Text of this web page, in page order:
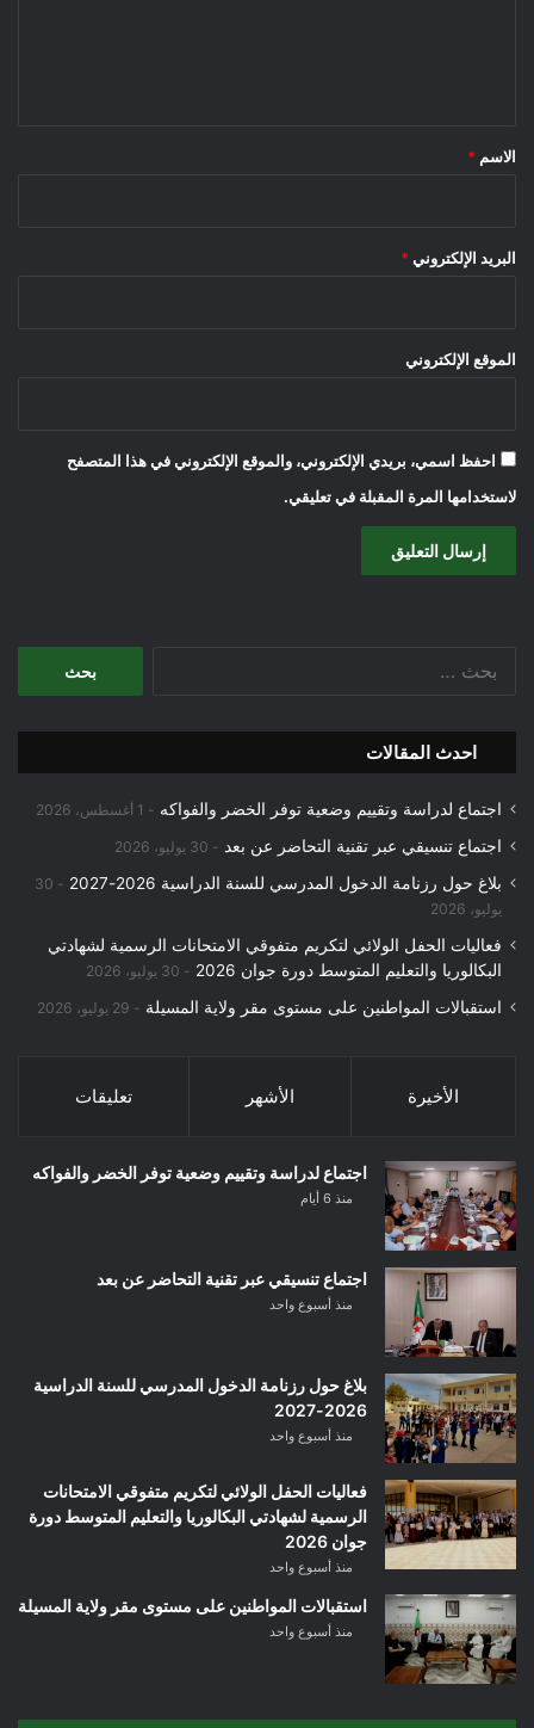
*
الاسم *
البريد الإلكتروني *
الموقع الإلكتروني
احفظ اسمي، بريدي الإلكتروني، والموقع الإلكتروني في هذا المتصفح
لاستخدامها المرة المقبلة في تعليقي.
احدث المقالات
اجتماع لدراسة وتقييم وضعية توفر الخضر والفواكه 1 أغسطس، 2026
اجتماع تنسيقي عبر تقنية التحاضر عن بعد 30 يوليو، 2026
بلاغ حول رزنامة الدخول المدرسي للسنة الدراسية 2026-2027
30
يوليو، 2026
فعاليات الحفل الولائي لتكريم متفوقي الامتحانات الرسمية لشهادتي
البكالوريا والتعليم المتوسط دورة جوان 2026
30 يوليو، 2026
استقبالات المواطنين على مستوى مقر ولاية المسيلة 29 يوليو، 2026
الأخيرة الأشهر تعليقات
اجتماع لدراسة وتقييم وضعية توفر الخضر والفواكه
منذ 6 أيام
اجتماع تنسيقي عبر تقنية التحاضر عن بعد
منذ أسبوع واحد
بلاغ حول رزنامة الدخول المدرسي للسنة الدراسية
2026-2027
منذ أسبوع واحد
فعاليات الحفل الولائي لتكريم متفوقي الامتحانات
الرسمية لشهادتي البكالوريا والتعليم المتوسط دورة
جوان 2026
منذ أسبوع واحد
استقبالات المواطنين على مستوى مقر ولاية المسيلة
منذ أسبوع واحد